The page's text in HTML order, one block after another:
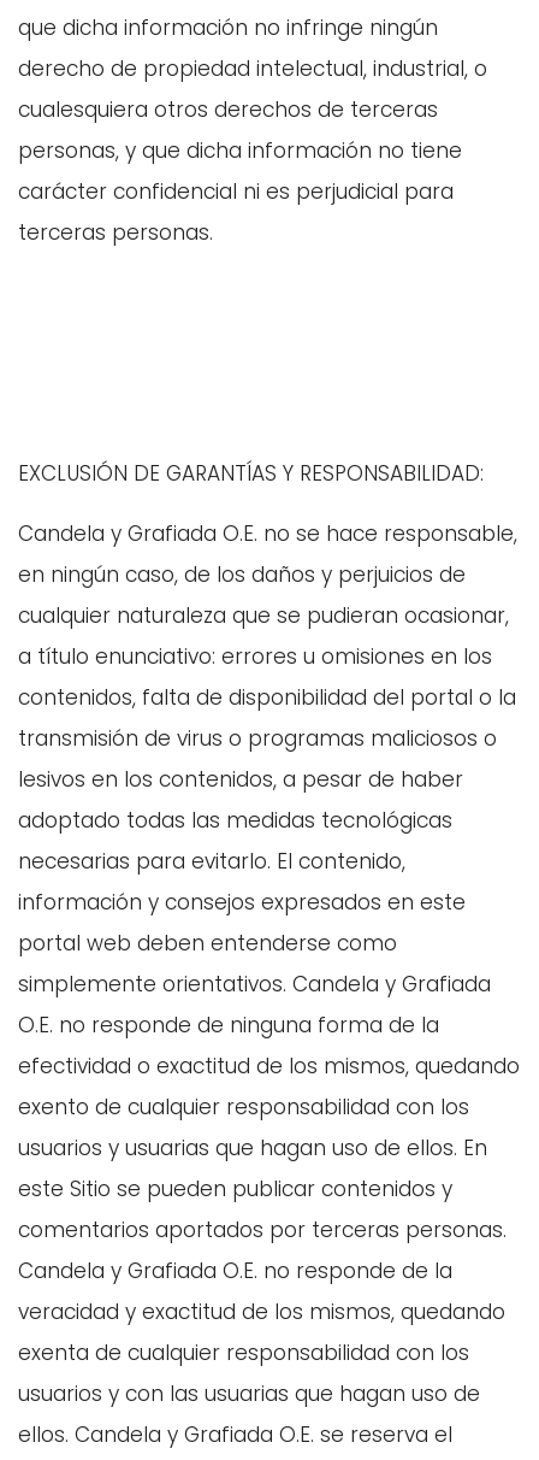
que dicha información no infringe ningún
derecho de propiedad intelectual, industrial, o
cualesquiera otros derechos de terceras
personas, y que dicha información no tiene
carácter confidencial ni es perjudicial para
terceras personas.
EXCLUSIÓN DE GARANTÍAS Y RESPONSABILIDAD:
Candela y Grafiada O.E. no se hace responsable,
en ningún caso, de los daños y perjuicios de
cualquier naturaleza que se pudieran ocasionar,
a título enunciativo: errores u omisiones en los
contenidos, falta de disponibilidad del portal o la
transmisión de virus o programas maliciosos o
lesivos en los contenidos, a pesar de haber
adoptado todas las medidas tecnológicas
necesarias para evitarlo. El contenido,
información y consejos expresados en este
portal web deben entenderse como
simplemente orientativos. Candela y Grafiada
O.E. no responde de ninguna forma de la
efectividad o exactitud de los mismos, quedando
exento de cualquier responsabilidad con los
usuarios y usuarias que hagan uso de ellos. En
este Sitio se pueden publicar contenidos y
comentarios aportados por terceras personas.
Candela y Grafiada O.E. no responde de la
veracidad y exactitud de los mismos, quedando
exenta de cualquier responsabilidad con los
usuarios y con las usuarias que hagan uso de
ellos. Candela y Grafiada O.E. se reserva el